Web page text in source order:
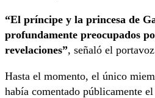
“El príncipe y la princesa de
profundamente preocupados
revelaciones”, señaló el
Hasta el momento, el único
había comentado públicamente